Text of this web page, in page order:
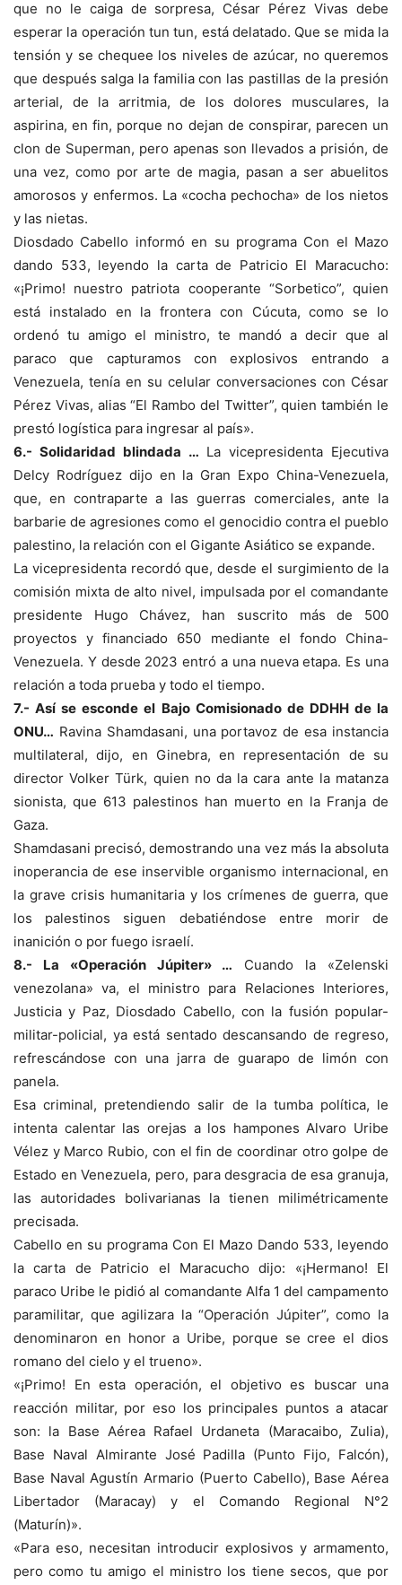
que no le caiga de sorpresa, César Pérez Vivas debe
esperar la operación tun tun, está delatado. Que se mida la
tensión y se chequee los niveles de azúcar, no queremos
que después salga la familia con las pastillas de la presión
arterial, de la arritmia, de los dolores musculares, la
aspirina, en fin, porque no dejan de conspirar, parecen un
clon de Superman, pero apenas son llevados a prisión, de
una vez, como por arte de magia, pasan a ser abuelitos
amorosos y enfermos. La «cocha pechocha» de los nietos
y las nietas.
Diosdado Cabello informó en su programa Con el Mazo
dando 533, leyendo la carta de Patricio El Maracucho:
«¡Primo! nuestro patriota cooperante “Sorbetico”, quien
está instalado en la frontera con Cúcuta, como se lo
ordenó tu amigo el ministro, te mandó a decir que al
paraco que capturamos con explosivos entrando a
Venezuela, tenía en su celular conversaciones con César
Pérez Vivas, alias “El Rambo del Twitter”, quien también le
prestó logística para ingresar al país».
6.- Solidaridad blindada … La vicepresidenta Ejecutiva
Delcy Rodríguez dijo en la Gran Expo China-Venezuela,
que, en contraparte a las guerras comerciales, ante la
barbarie de agresiones como el genocidio contra el pueblo
palestino, la relación con el Gigante Asiático se expande.
La vicepresidenta recordó que, desde el surgimiento de la
comisión mixta de alto nivel, impulsada por el comandante
presidente Hugo Chávez, han suscrito más de 500
proyectos y financiado 650 mediante el fondo China-
Venezuela. Y desde 2023 entró a una nueva etapa. Es una
relación a toda prueba y todo el tiempo.
7.- Así se esconde el Bajo Comisionado de DDHH de la
ONU… Ravina Shamdasani, una portavoz de esa instancia
multilateral, dijo, en Ginebra, en representación de su
director Volker Türk, quien no da la cara ante la matanza
sionista, que 613 palestinos han muerto en la Franja de
Gaza.
Shamdasani precisó, demostrando una vez más la absoluta
inoperancia de ese inservible organismo internacional, en
la grave crisis humanitaria y los crímenes de guerra, que
los palestinos siguen debatiéndose entre morir de
inanición o por fuego israelí.
8.- La «Operación Júpiter» … Cuando la «Zelenski
venezolana» va, el ministro para Relaciones Interiores,
Justicia y Paz, Diosdado Cabello, con la fusión popular-
militar-policial, ya está sentado descansando de regreso,
refrescándose con una jarra de guarapo de limón con
panela.
Esa criminal, pretendiendo salir de la tumba política, le
intenta calentar las orejas a los hampones Alvaro Uribe
Vélez y Marco Rubio, con el fin de coordinar otro golpe de
Estado en Venezuela, pero, para desgracia de esa granuja,
las autoridades bolivarianas la tienen milimétricamente
precisada.
Cabello en su programa Con El Mazo Dando 533, leyendo
la carta de Patricio el Maracucho dijo: «¡Hermano! El
paraco Uribe le pidió al comandante Alfa 1 del campamento
paramilitar, que agilizara la “Operación Júpiter”, como la
denominaron en honor a Uribe, porque se cree el dios
romano del cielo y el trueno».
«¡Primo! En esta operación, el objetivo es buscar una
reacción militar, por eso los principales puntos a atacar
son: la Base Aérea Rafael Urdaneta (Maracaibo, Zulia),
Base Naval Almirante José Padilla (Punto Fijo, Falcón),
Base Naval Agustín Armario (Puerto Cabello), Base Aérea
Libertador (Maracay) y el Comando Regional N°2
(Maturín)».
«Para eso, necesitan introducir explosivos y armamento,
pero como tu amigo el ministro los tiene secos, que por